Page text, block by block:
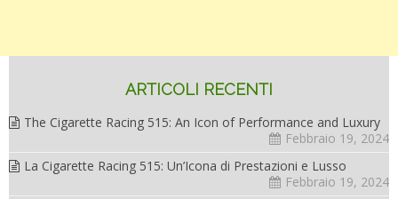
ARTICOLI RECENTI
The Cigarette Racing 515: An Icon of Performance and Luxury
Febbraio 19, 2024
La Cigarette Racing 515: Un’Icona di Prestazioni e Lusso
Febbraio 19, 2024